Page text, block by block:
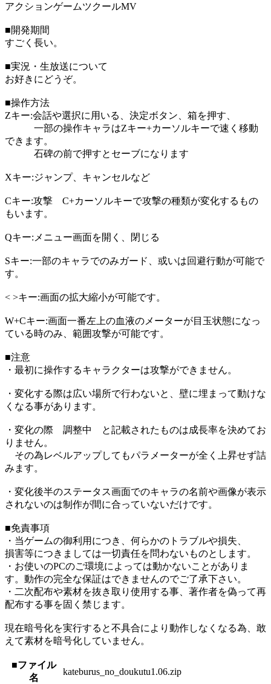
アクションゲームツクールMV
■開発期間
すごく長い。
■実況・生放送について
お好きにどうぞ。
■操作方法
Zキー:会話や選択に用いる、決定ボタン、箱を押す、
一部の操作キャラはZキー+カーソルキーで速く移動
できます。
石碑の前で押すとセーブになります
Xキー:ジャンプ、キャンセルなど
Cキー:攻撃 C+カーソルキーで攻撃の種類が変化するもの
もいます。
Qキー:メニュー画面を開く、閉じる
Sキー:一部のキャラでのみガード、或いは回避行動が可能で
す。
< >キー:画面の拡大縮小が可能です。
W+Cキー:画面一番左上の血液のメーターが目玉状態になっ
ている時のみ、範囲攻撃が可能です。
■注意
・最初に操作するキャラクターは攻撃ができません。
・変化する際は広い場所で行わないと、壁に埋まって動けな
くなる事があります。
・変化の際 調整中 と記載されたものは成長率を決めてお
りません。
その為レベルアップしてもパラメーターが全く上昇せず詰
みます。
・変化後半のステータス画面でのキャラの名前や画像が表示
されないのは制作が間に合っていないだけです。
■免責事項
・当ゲームの御利用につき、何らかのトラブルや損失、
損害等につきましては一切責任を問わないものとします。
・お使いのPCのご環境によっては動かないことがありま
す。動作の完全な保証はできませんのでご了承下さい。
・二次配布や素材を抜き取り使用する事、著作者を偽って再
配布する事を固く禁じます。
現在暗号化を実行すると不具合により動作しなくなる為、敢
えて素材を暗号化していません。
■ファイル
名
kateburus_no_doukutu1.06.zip